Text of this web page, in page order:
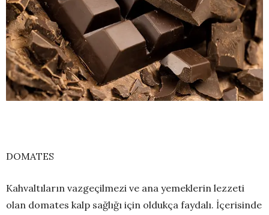
DOMATES
Kahvaltıların vazgeçilmezi ve ana yemeklerin lezzeti
olan domates kalp sağlığı için oldukça faydalı. İçerisinde